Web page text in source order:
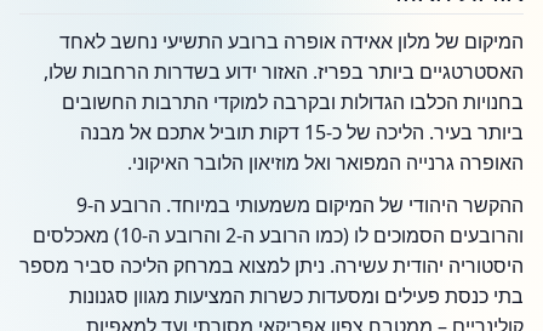
המיקום של מלון אאידה אופרה ברובע התשיעי נחשב לאחד
האסטרטגיים ביותר בפריז. האזור ידוע בשדרות הרחבות שלו,
בחנויות הכלבו הגדולות ובקרבה למוקדי התרבות החשובים
ביותר בעיר. הליכה של כ-15 דקות תוביל אתכם אל מבנה
האופרה גרנייה המפואר ואל מוזיאון הלובר האיקוני.
ההקשר היהודי של המיקום משמעותי במיוחד. הרובע ה-9
והרובעים הסמוכים לו (כמו הרובע ה-2 והרובע ה-10) מאכלסים
היסטוריה יהודית עשירה. ניתן למצוא במרחק הליכה סביר מספר
בתי כנסת פעילים ומסעדות כשרות המציעות מגוון סגנונות